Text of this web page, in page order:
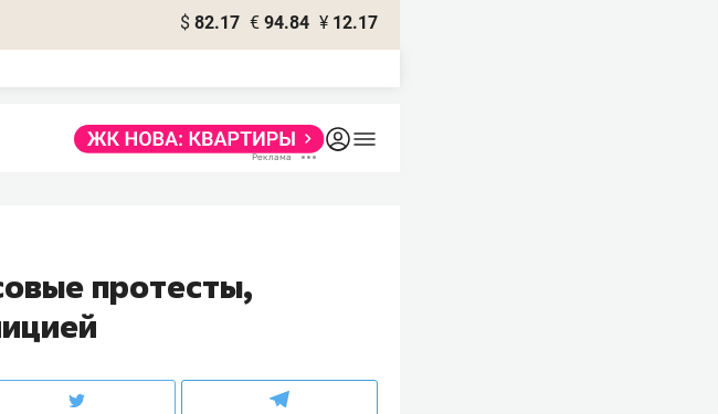
$ 82.17 € 94.84 ¥ 12.17
протесты,